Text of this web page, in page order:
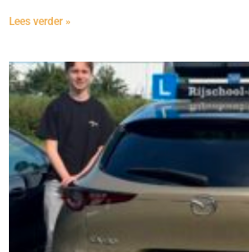
Lees verder »